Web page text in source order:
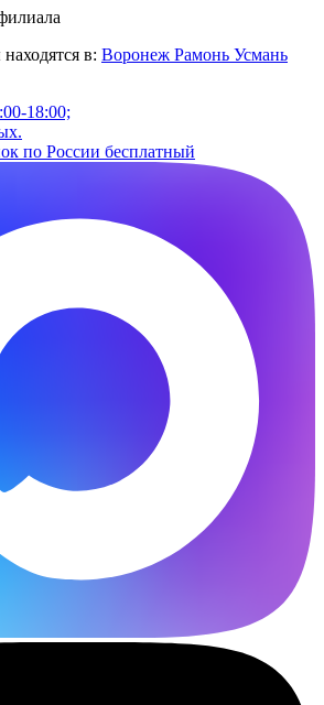
в: Воронеж Рамонь Усмань
18:00;
по России бесплатный